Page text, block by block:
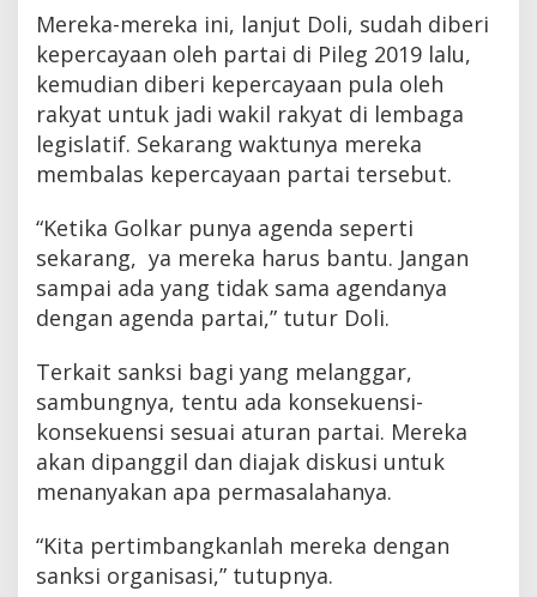
Mereka-mereka ini, lanjut Doli, sudah diberi
kepercayaan oleh partai di Pileg 2019 lalu,
kemudian diberi kepercayaan pula oleh
rakyat untuk jadi wakil rakyat di lembaga
legislatif. Sekarang waktunya mereka
membalas kepercayaan partai tersebut.
“Ketika Golkar punya agenda seperti
sekarang, ya mereka harus bantu. Jangan
sampai ada yang tidak sama agendanya
dengan agenda partai,” tutur Doli.
Terkait sanksi bagi yang melanggar,
sambungnya, tentu ada konsekuensi-
konsekuensi sesuai aturan partai. Mereka
akan dipanggil dan diajak diskusi untuk
menanyakan apa permasalahanya.
“Kita pertimbangkanlah mereka dengan
sanksi organisasi,” tutupnya.